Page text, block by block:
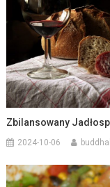
Zbilansowany
2024-10-06